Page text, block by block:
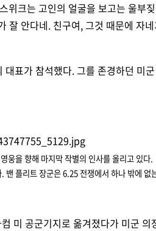
위크는 고인의 얼굴을 보고는 울부
안다네. 친구여, 그것 때문에 자
표가 참석했다. 그를 존경하던 미
웅을 향해 마지막 작별의 인사를 올리고 있다.
플리트 장군은 6.25 전쟁에서 하나 밖에 없
미 공군기지로 옮겨졌다가 미군